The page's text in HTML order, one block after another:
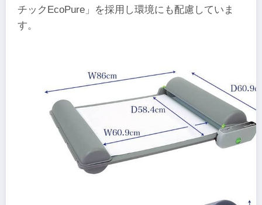
チックEcoPure」を採用し環境にも配慮していま
す。